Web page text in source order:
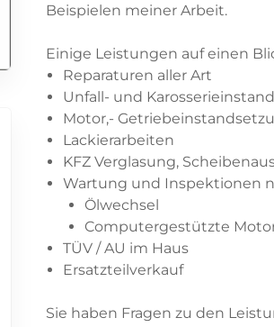
Beispielen meiner Arbeit.
Einige Leistungen auf einen
Reparaturen aller Art
Unfall- und
Motor,-
Lackierarbeiten
KFZ Verglasung,
Wartung und Inspektionen
Ölwechsel
Computergestützte
TÜV / AU im Haus
Ersatzteilverkauf
Sie haben Fragen zu den